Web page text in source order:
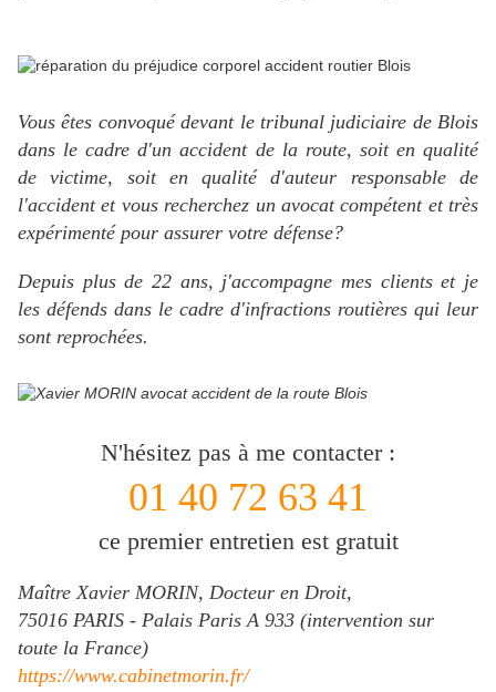
Vous êtes convoqué devant le tribunal judiciaire de Blois
dans le cadre d'un accident de la route, soit en qualité
de victime, soit en qualité d'auteur responsable de
l'accident et vous recherchez un avocat compétent et très
expérimenté pour assurer votre défense?
Depuis plus de 22 ans, j'accompagne mes clients et je
les défends dans le cadre d'infractions routières qui leur
sont reprochées.
N'hésitez pas à me contacter :
01 40 72 63 41
ce premier entretien est gratuit
Maître Xavier MORIN, Docteur en Droit,
75016 PARIS - Palais Paris A 933 (intervention sur
toute la France)
https://www.cabinetmorin.fr/